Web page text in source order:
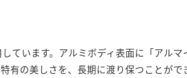
ています。アルミボディ表面に「アル
有の美しさを、長期に渡り保つことがで